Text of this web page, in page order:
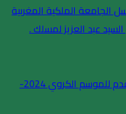
الجامعة الملكية المغربية
عبد العزيز لمسلك .
افتتاح التسجيل بمدرسة كرة القدم للموسم الكروي 2024-